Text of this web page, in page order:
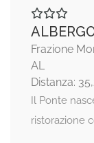
Frazione
AL
Distanza:
Il Ponte
ristorazione